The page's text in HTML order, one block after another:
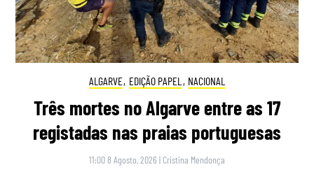
ALGARVE, EDIÇÃO PAPEL , NACIONAL
Três mortes no Algarve entre as 17
registadas nas praias portuguesas
11:00 8 Agosto, 2026 | Cristina Mendonça